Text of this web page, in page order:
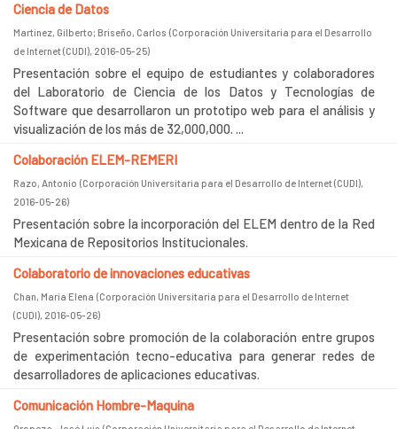
Ciencia de Datos
Martínez, Gilberto; Briseño, Carlos (Corporación Universitaria para el Desarrollo
de Internet (CUDI), 2016-05-25)
Presentación sobre el equipo de estudiantes y colaboradores
del Laboratorio de Ciencia de los Datos y Tecnologías de
Software que desarrollaron un prototipo web para el análisis y
visualización de los más de 32,000,000. ...
Colaboración ELEM-REMERI
Razo, Antonio (Corporación Universitaria para el Desarrollo de Internet (CUDI),
2016-05-26)
Presentación sobre la incorporación del ELEM dentro de la Red
Mexicana de Repositorios Institucionales.
Colaboratorio de innovaciones educativas
Chan, María Elena (Corporación Universitaria para el Desarrollo de Internet
(CUDI), 2016-05-26)
Presentación sobre promoción de la colaboración entre grupos
de experimentación tecno-educativa para generar redes de
desarrolladores de aplicaciones educativas.
Comunicación Hombre-Maquina